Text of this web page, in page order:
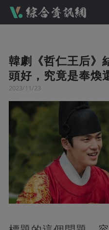
韓劇《哲仁王后》
頭好，究竟是奉煥
2023/11/23